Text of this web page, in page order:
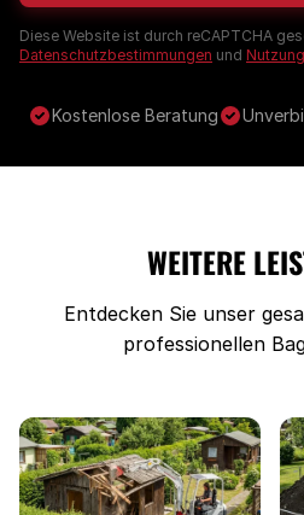
Diese Website ist durch reCAPTCHA
Datenschutzbestimmungen und
Kostenlose Beratung
WEITERE
Entdecken Sie unser
professionellen